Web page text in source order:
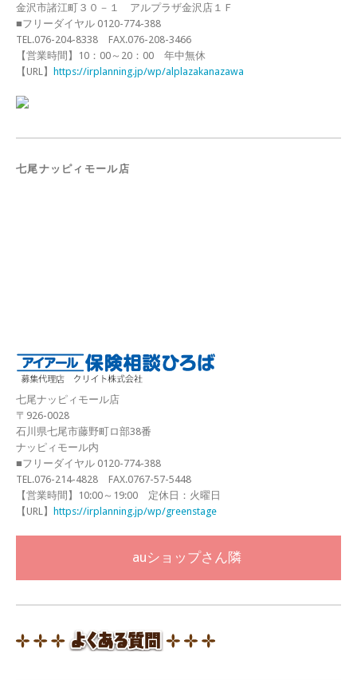
金沢市諸江町３０－１ アルプラザ金沢店１Ｆ
■フリーダイヤル 0120-774-388
TEL.076-204-8338 FAX.076-208-3466
【営業時間】10：00～20：00 年中無休
【URL】 https://irplanning.jp/wp/alplazakanazawa
七尾ナッピィモール店
七尾ナッピィモール店
〒926-0028
石川県七尾市藤野町ロ部38番
ナッピィモール内
■フリーダイヤル 0120-774-388
TEL.076-214-4828 FAX.0767-57-5448
【営業時間】10:00～19:00 定休日：火曜日
【URL】 https://irplanning.jp/wp/greenstage
auショップさん隣